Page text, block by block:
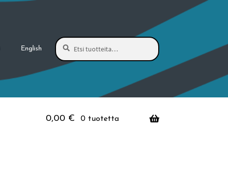
English
Etsi:
Haku
0,00 € 0 tuotetta